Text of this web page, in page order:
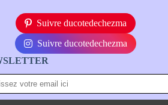
Suivre ducotedechezma
Suivre ducotedechezma